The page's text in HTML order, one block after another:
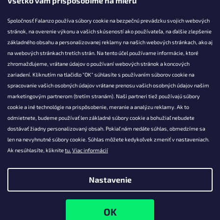
Spoločnosť Falanzo používa súbory cookie na bezpečnú prevádzku svojich webových
stránok, na overenie výkonu a vašich skúseností ako používateľa, na ďalšie zlepšenie
základného obsahu a personalizovanej reklamy na našich webových stránkach, ako aj
na webových stránkach tretích strán. Na tento účel používame informácie, ktoré
zhromažďujeme, vrátane údajov o používaní webových stránok a koncových
zariadení. Kliknutím na tlačidlo "OK" súhlasíte s používaním súborov cookie na
spracovanie vašich osobných údajov vrátane prenosu vašich osobných údajov našim
marketingovým partnerom (tretím stranám). Naši partneri tiež používajú súbory
cookie a iné technológie na prispôsobenie, meranie a analýzu reklamy. Ak to
odmietnete, budeme používať len základné súbory cookie a bohužiaľ nebudete
dostávať žiadny personalizovaný obsah. Pokiaľ nám nedáte súhlas, obmedzíme sa
len na nevyhnutné súbory cookie. Súhlas môžete kedykoľvek zmeniť v nastaveniach.
Ak nesúhlasíte, kliknitetu. Viac informácií
Nastavenie
KONTAKT
info@falanzo.sk
Falanzo.sk
FalanzoSK
Falanzo.sk. Všetky práva vyhradené.